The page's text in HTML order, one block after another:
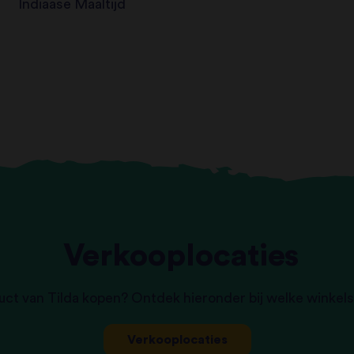
Indiaase Maaltijd
Verkooplocaties